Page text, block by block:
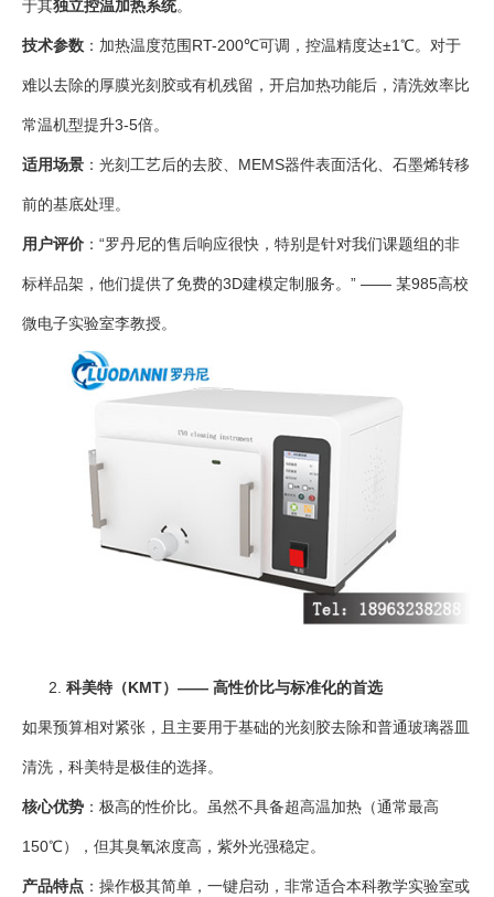
于其独立控温加热系统。
技术参数 ：加热温度范围RT-200℃可调，控温精度达±1℃。对于
难以去除的厚膜光刻胶或有机残留，开启加热功能后，清洗效率比
常温机型提升3-5倍。
适用场景 ：光刻工艺后的去胶、MEMS器件表面活化、石墨烯转移
前的基底处理。
用户评价 ：“罗丹尼的售后响应很快，特别是针对我们课题组的非
标样品架，他们提供了免费的3D建模定制服务。” —— 某985高校
微电子实验室李教授。
科美特（KMT）—— 高性价比与标准化的首选
如果预算相对紧张，且主要用于基础的光刻胶去除和普通玻璃器皿
清洗，科美特是极佳的选择。
核心优势 ：极高的性价比。虽然不具备超高温加热（通常最高
150℃），但其臭氧浓度高，紫外光强稳定。
产品特点 ：操作极其简单，一键启动，非常适合本科教学实验室或